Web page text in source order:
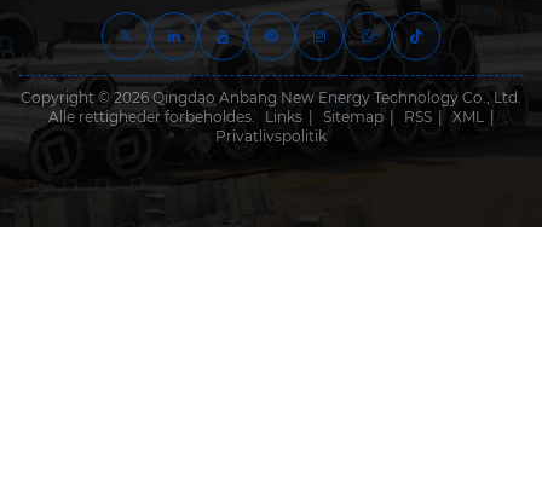
Copyright © 2026 Qingdao Anbang New Energy Technology Co., Ltd.
Alle rettigheder forbeholdes.
Links Sitemap RSS XML
Privatlivspolitik